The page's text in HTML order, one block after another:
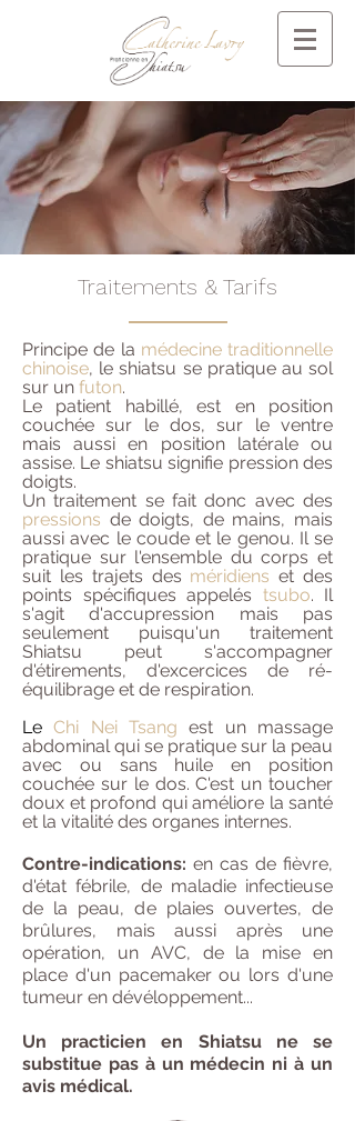
Traitements & Tarifs
Principe de la médecine traditionnelle
chinoise, le shiatsu se pratique au sol
sur un futon.
Le patient habillé, est en position
couchée sur le dos, sur le ventre
mais aussi en position latérale ou
assise. Le shiatsu signifie pression des
doigts.
Un traitement se fait donc avec des
pressions de doigts, de mains, mais
aussi avec le coude et le genou. Il se
pratique sur l'ensemble du corps et
suit les trajets des méridiens et des
points spécifiques appelés tsubo. Il
s'agit d'accupression mais pas
seulement puisqu'un traitement
Shiatsu peut s'accompagner
d'étirements, d'excercices de ré-
équilibrage et de respiration.
Le Chi Nei Tsang est un massage
abdominal qui se pratique sur la peau
avec ou sans huile en position
couchée sur le dos. C'est un toucher
doux et profond qui améliore la santé
et la vitalité des organes internes.
Contre-indications: en cas de fièvre,
d'état fébrile, de maladie infectieuse
de la peau, de plaies ouvertes, de
brûlures, mais aussi après une
opération, un AVC, de la mise en
place d'un pacemaker ou lors d'une
tumeur en dévéloppement...
Un practicien en Shiatsu ne se
substitue pas à un médecin ni à un
avis médical.